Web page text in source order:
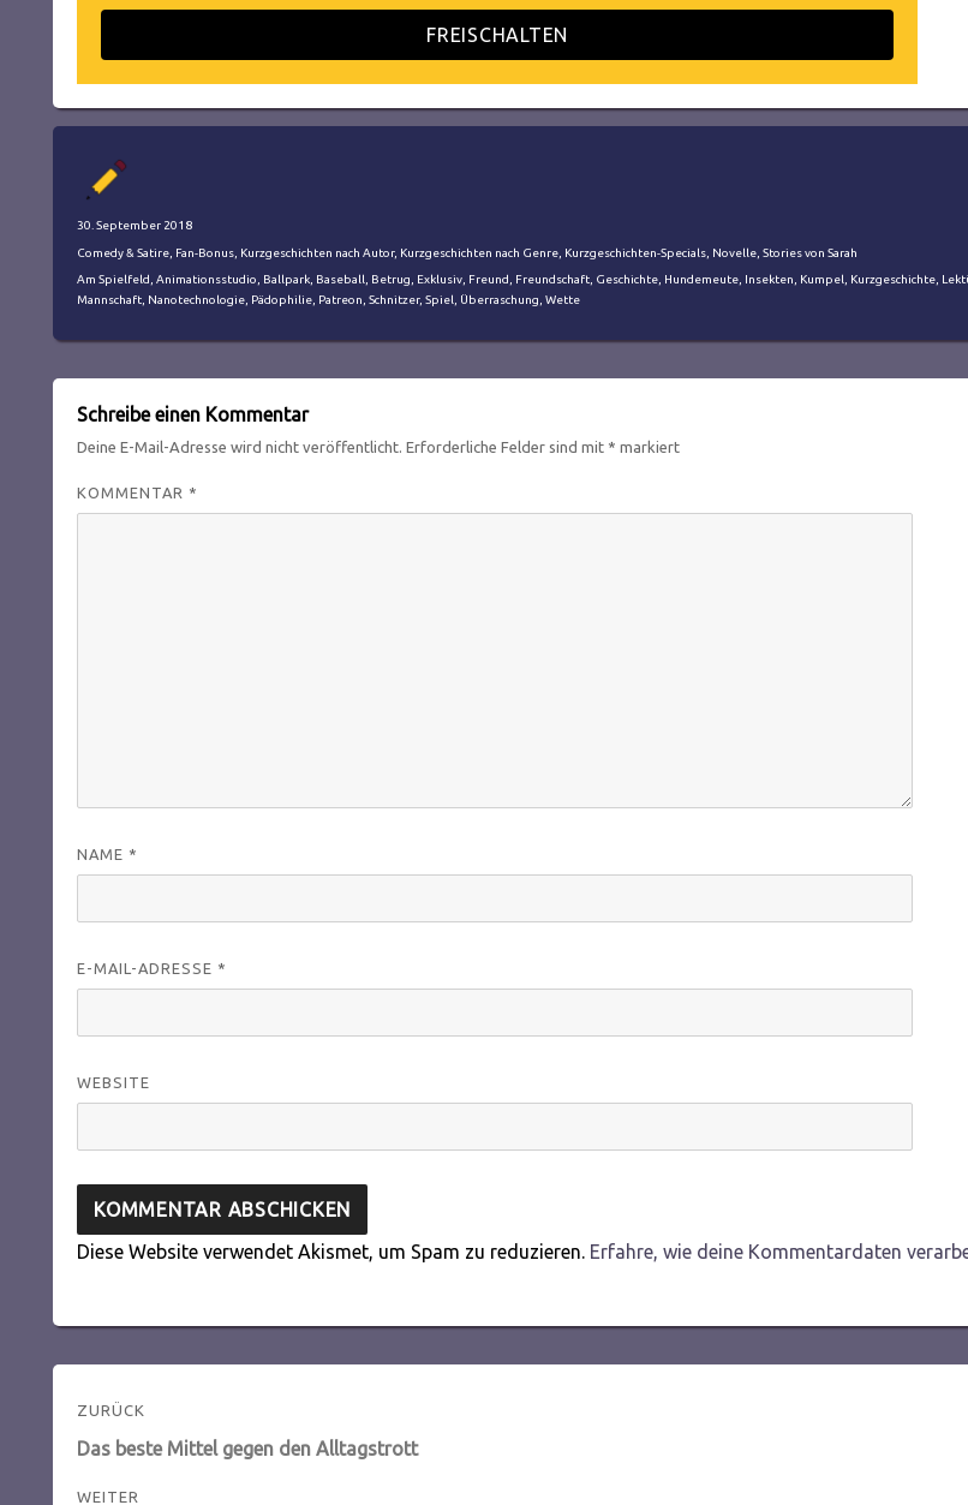
FREISCHALTEN
Veröffentlicht
30. September 2018
Kategorien
Comedy & Satire Fan-Bonus Kurzgeschichten nach Autor, Kurzgeschichten nach Genre Kurzgeschichten-Specials Novelle Stories von Sarah
Schlagwörter
Am Spielfeld Animationsstudio Ballpark Baseball Betrug Exklusiv Freund Freundschaft Geschichte Hundemeute Insekten Kumpel Kurzgeschichte
Mannschaft Nanotechnologie Pädophilie Patreon Schnitzer, Spiel Überraschung Wette
Schreibe einen Kommentar
Deine E-Mail-Adresse wird nicht veröffentlicht. Erforderliche Felder sind mit * markiert
KOMMENTAR *
NAME *
E-MAIL-ADRESSE *
WEBSITE
Diese Website verwendet Akismet, um Spam zu reduzieren. Erfahre, wie deine Kommentardaten
Beitragsnavigation
ZURÜCK
Vorheriger
Das beste Mittel gegen den Alltagstrott
WEITER